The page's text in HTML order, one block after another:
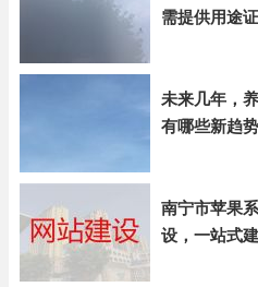
需提供用途
未来几年，
有哪些新趋
南宁市苹果
设，一站式